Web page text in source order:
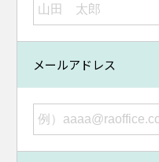
メールアドレス